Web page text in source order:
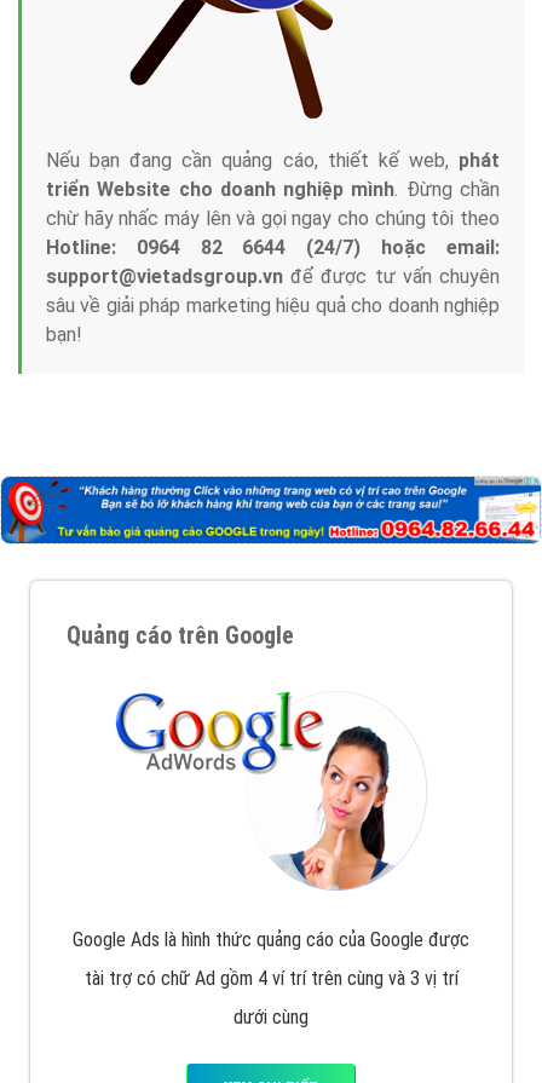
Nếu bạn đang cần quảng cáo, thiết kế web, phát
triển Website cho doanh nghiệp mình. Đừng chần
chừ hãy nhấc máy lên và gọi ngay cho chúng tôi theo
Hotline: 0964 82 6644 (24/7) hoặc email:
support@vietadsgroup.vn để được tư vấn chuyên
sâu về giải pháp marketing hiệu quả cho doanh nghiệp
bạn!
Quảng cáo trên Google
Google Ads là hình thức quảng cáo của Google được
tài trợ có chữ Ad gồm 4 ví trí trên cùng và 3 vị trí
dưới cùng